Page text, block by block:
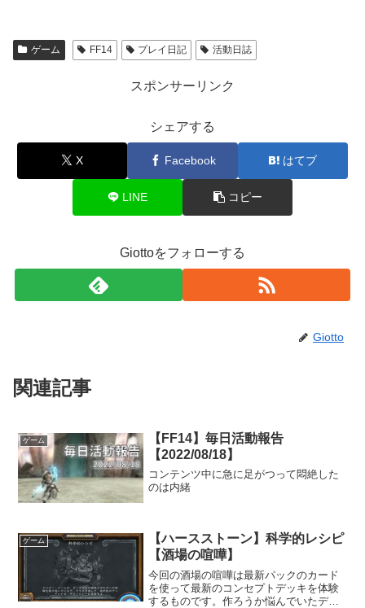
ゲーム FF14 プレイ日記 活動日誌
スポンサーリンク
シェアする
X Facebook はてブ
LINE コピー
Giottoをフォローする
Giotto
関連記事
ゲーム
【FF14】毎日活動報告
【2022/08/18】
コンテンツ中に急に足がつって悶絶した
のは内緒
ゲーム
【ハースストーン】科学的レシピ
【酒場の喧嘩】
今回の酒場の喧嘩は最新パックのカード
を使って最新のコンセプトデッキを体験
するものです。作ろうか悩んでいたデッ